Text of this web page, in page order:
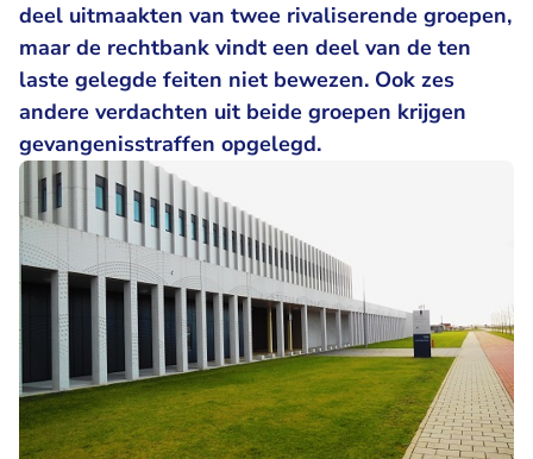
deel uitmaakten van twee rivaliserende groepen,
maar de rechtbank vindt een deel van de ten
laste gelegde feiten niet bewezen. Ook zes
andere verdachten uit beide groepen krijgen
gevangenisstraffen opgelegd.